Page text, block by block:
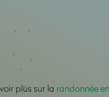
plus sur la randonnée